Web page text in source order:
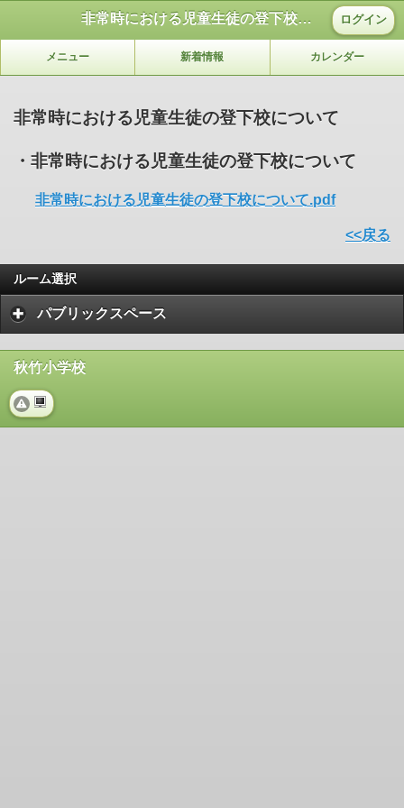
非常時における児童生徒の登下校について ログイン
メニュー 新着情報 カレンダー
非常時における児童生徒の登下校について
・非常時における児童生徒の登下校について
非常時における児童生徒の登下校について.pdf
<<戻る
ルーム選択
パブリックスペース
秋竹小学校